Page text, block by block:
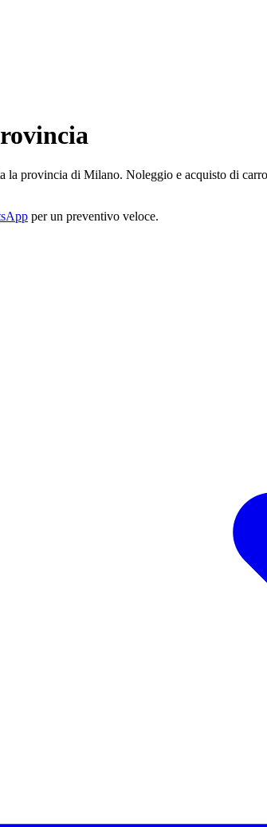
provincia di Milano. Noleggio e acquisto di
per un preventivo veloce.